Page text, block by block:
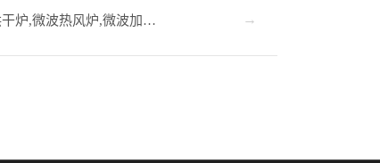
炉,微波热风炉,微波加…